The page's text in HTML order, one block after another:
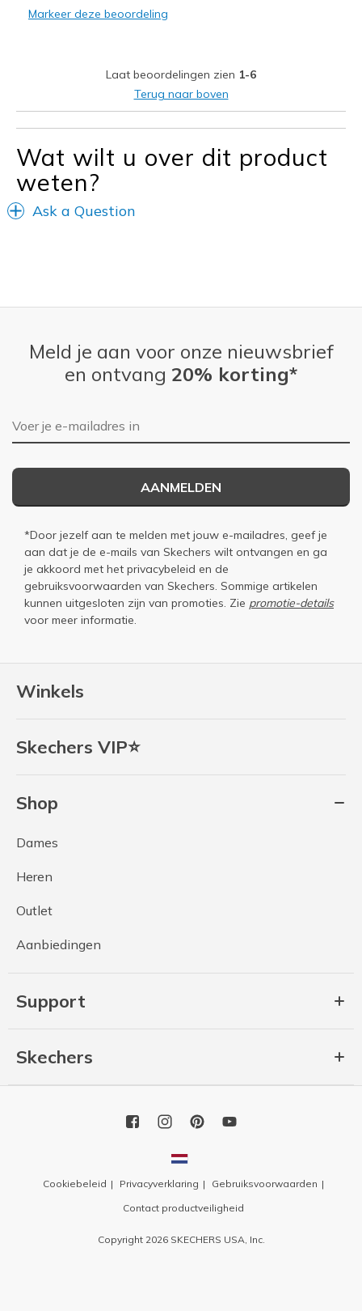
Feels true to width
Sizing
Feels true to size
View On Shoes
Shoes are for Wearing
Markeer deze beoordeling
Laat beoordelingen zien 1-6
Terug naar boven
Wat wilt u over dit product
weten?
Ask a Question
Winkels
Skechers VIP⭐
Shop
Dames
Heren
Outlet
Aanbiedingen
Support
Skechers
Meld je aan voor onze nieuwsbrief
en ontvang 20% korting*
E-mailadres
AANMELDEN
*Door jezelf aan te melden met jouw e-mailadres, geef je
aan dat je de e-mails van Skechers wilt ontvangen en ga
je akkoord met het privacybeleid en de
gebruiksvoorwaarden van Skechers. Sommige artikelen
kunnen uitgesloten zijn van promoties. Zie promotie-details
voor meer informatie.
Cookiebeleid Privacyverklaring
Gebruiksvoorwaarden
Contact productveiligheid
Copyright 2026 SKECHERS USA, Inc.